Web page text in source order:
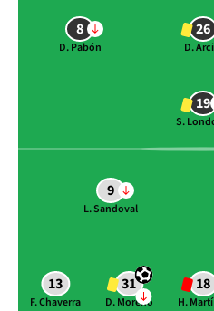
8
D. Pabón
26
D.
19
S.
18
31
D. Moreno
13
F. Chaverra
9
L. Sandoval